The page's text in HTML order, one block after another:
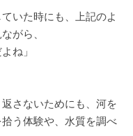
いた時にも、上記のよ
がら、
ね」
さないためにも、河を
う体験や、水質を調べ